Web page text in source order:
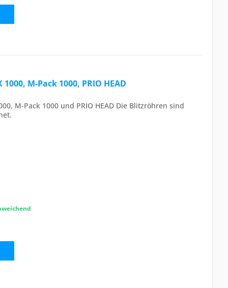
M-Pack 1000, PRIO HEAD
M-Pack 1000 und PRIO HEAD Die Blitzröhren sind